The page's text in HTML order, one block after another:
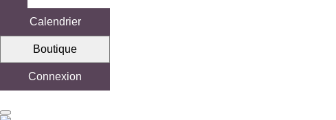
Calendrier
Boutique
Connexion